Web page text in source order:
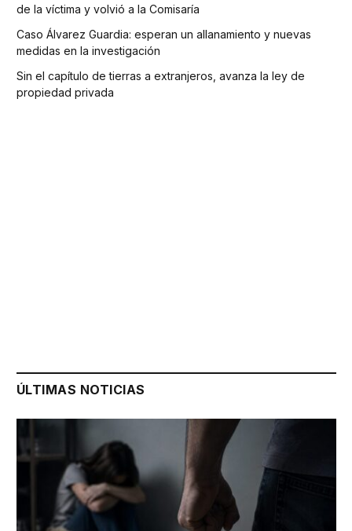
de la víctima y volvió a la Comisaría
Caso Álvarez Guardia: esperan un allanamiento y nuevas
medidas en la investigación
Sin el capítulo de tierras a extranjeros, avanza la ley de
propiedad privada
ÚLTIMAS NOTICIAS